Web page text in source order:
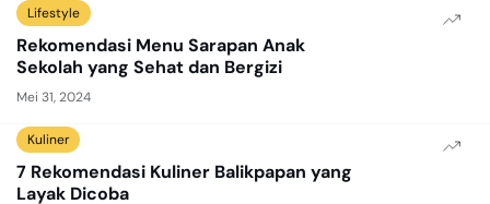
Lifestyle
Rekomendasi Menu Sarapan Anak
Sekolah yang Sehat dan Bergizi
Mei 31, 2024
Kuliner
7 Rekomendasi Kuliner Balikpapan yang
Layak Dicoba